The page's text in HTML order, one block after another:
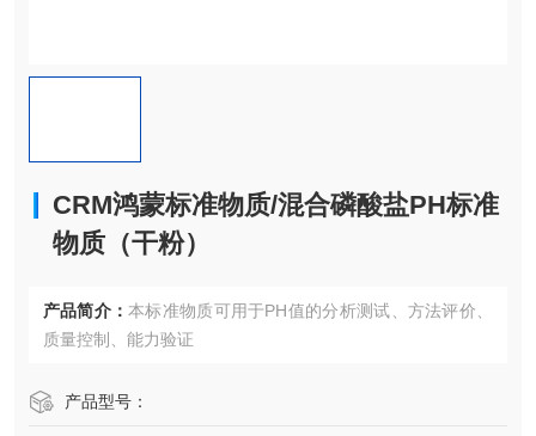
CRM鸿蒙标准物质/混合磷酸盐PH标准
物质（干粉）
产品简介： 本标准物质可用于PH值的分析测试、方法评价、
质量控制、能力验证
产品型号：